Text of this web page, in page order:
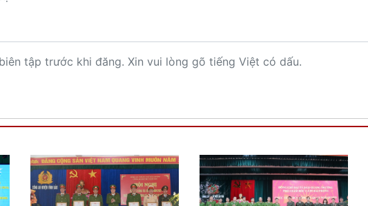
tập trước khi đăng. Xin vui lòng gõ tiếng Việt có dấu.